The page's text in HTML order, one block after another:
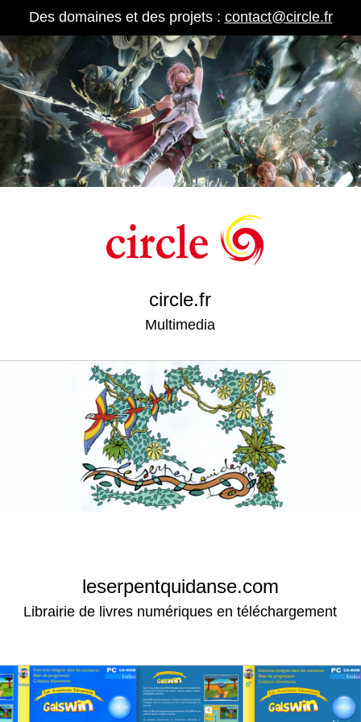
Des domaines et des projets : contact@circle.fr
circle.fr
Multimedia
leserpentquidanse.com
Librairie de livres numériques en téléchargement